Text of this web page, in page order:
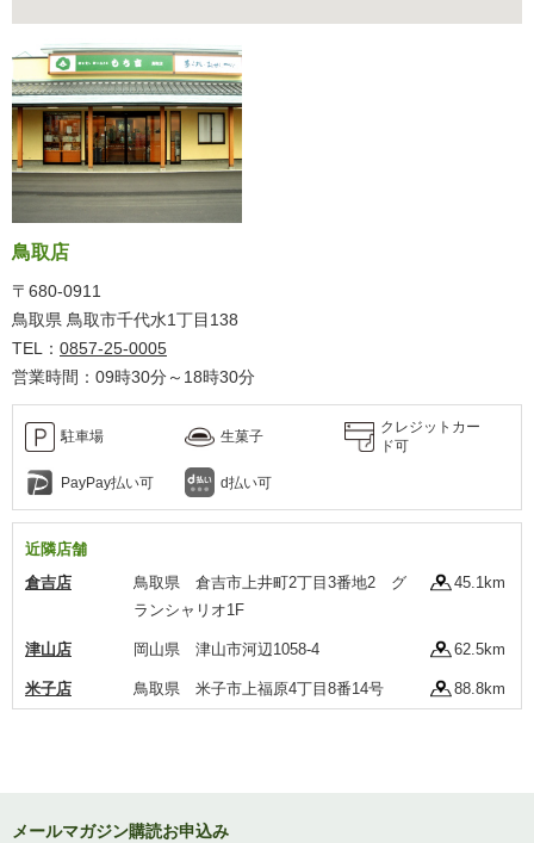
鳥取店
〒680-0911
鳥取県 鳥取市千代水1丁目138
TEL： 0857-25-0005
営業時間：09時30分～18時30分
駐車場 生菓子
クレジットカー
ド可
PayPay払い可 d払い可
近隣店舗
倉吉店
鳥取県 倉吉市上井町2丁目3番地2 グ
ランシャリオ1F
45.1km
津山店 岡山県 津山市河辺1058-4 62.5km
米子店 鳥取県 米子市上福原4丁目8番14号 88.8km
メールマガジン購読お申込み